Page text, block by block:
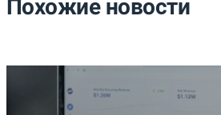
Похожие новости